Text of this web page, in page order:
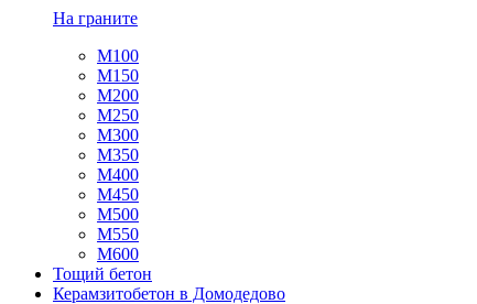
На граните
М100
М150
М200
М250
М300
М350
М400
М450
М500
М550
М600
Тощий бетон
Керамзитобетон в Домодедово